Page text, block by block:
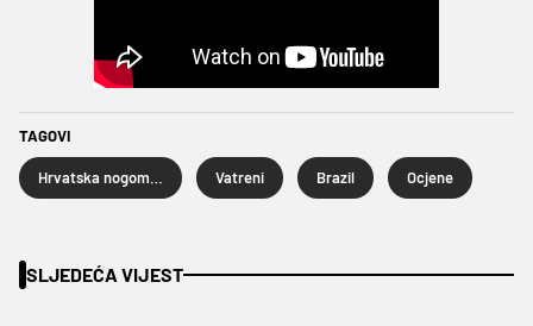
TAGOVI
Vatreni Brazil Ocjene
SLJEDEĆA VIJEST